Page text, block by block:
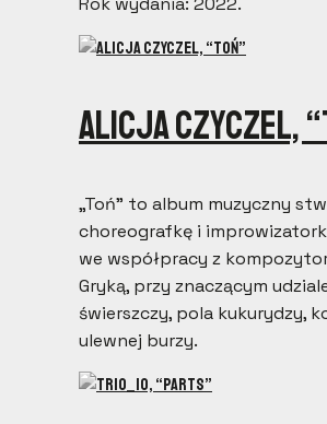
Alicja Czyczel,
„Toń” to album muzyczny
choreografkę i
we współpracy z
Gryką, przy znaczącym
świerszczy, pola kukurydzy,
ulewnej burzy.